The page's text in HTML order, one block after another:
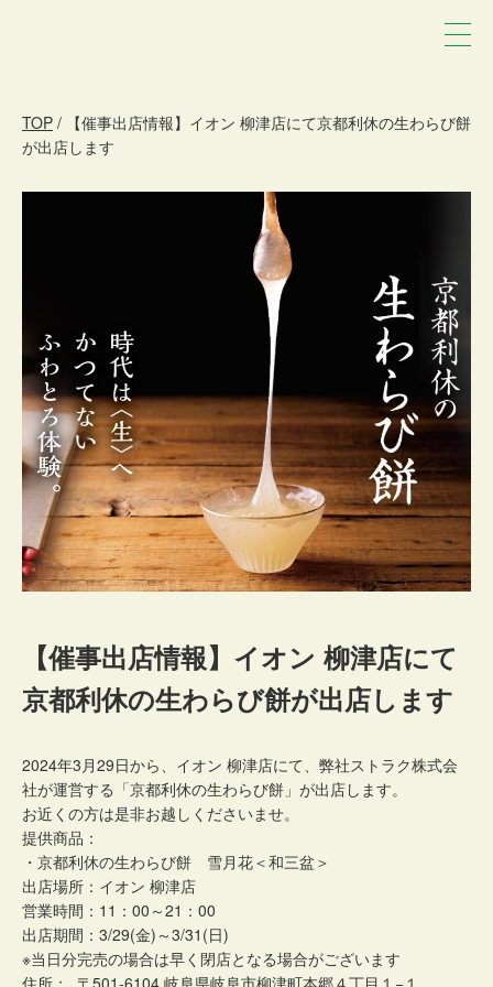
TOP / 【催事出店情報】イオン 柳津店にて京都利休の生わらび餅
が出店します
【催事出店情報】イオン 柳津店にて
京都利休の生わらび餅が出店します
2024年3月29日から、イオン 柳津店にて、弊社ストラク株式会
社が運営する「京都利休の生わらび餅」が出店します。
お近くの方は是非お越しくださいませ。
提供商品：
・京都利休の生わらび餅 雪月花＜和三盆＞
出店場所：イオン 柳津店
営業時間：11：00～21：00
出店期間：3/29(金)～3/31(日)
※当日分完売の場合は早く閉店となる場合がございます
住所： 〒501-6104 岐阜県岐阜市柳津町本郷４丁目１−１